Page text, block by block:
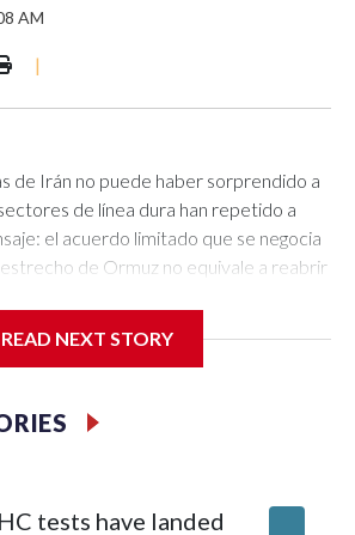
AM
|
de Irán no puede haber sorprendido a
de línea dura han repetido a
el acuerdo limitado que se negocia
de Ormuz no equivale a reabrir
ha detallado ahora qué significa
de entendimiento acordado en
quedó suspendido en medio
sábado, Mohammad
READ NEXT STORY
tests have landed